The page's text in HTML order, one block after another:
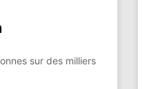
sur des milliers